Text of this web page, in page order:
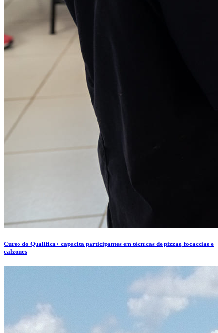
Curso do Qualifica+ capacita participantes em técnicas de pizzas, focaccias e
calzones